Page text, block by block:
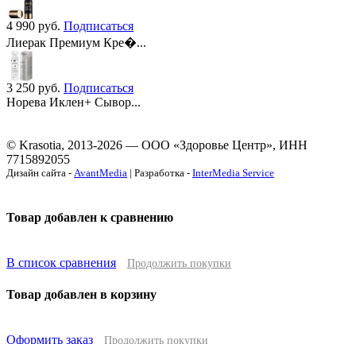
4 990 руб. Подписаться
Лиерак Премиум Кре�...
3 250 руб. Подписаться
Норева Иклен+ Сывор...
© Krasotia, 2013-2026 — ООО «Здоровье Центр», ИНН
7715892055
Дизайн сайта - AvantMedia | Разработка - InterMedia Service
Товар добавлен к сравнению
В список сравнения Продолжить покупки
Товар добавлен в корзину
Оформить заказ Продолжить покупки